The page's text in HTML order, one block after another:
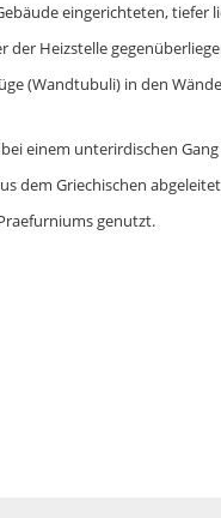
eingerichteten, tiefer
der Heizstelle
(Wandtubuli) in den
einem unterirdischen
dem Griechischen
genutzt.